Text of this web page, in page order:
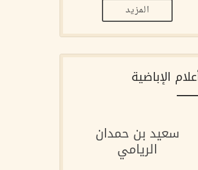
المزيد
الإباضية
سعيد بن حمدان
الريامي